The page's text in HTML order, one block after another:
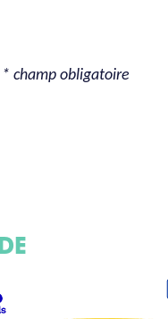
* champ obligatoire